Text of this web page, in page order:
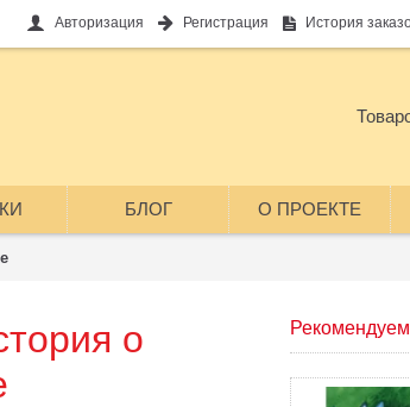
Авторизация Регистрация История
БЛОГ О ПРОЕКТЕ
Рекомендуем
о